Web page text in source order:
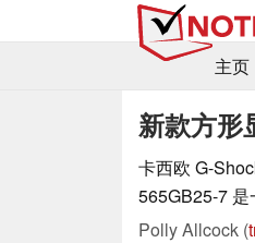
主页
新款方形
卡西欧 G-
565GB25-7 是
Polly Allcock (